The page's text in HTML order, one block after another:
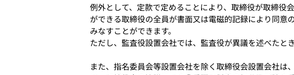
例外として、定款で定めることにより、取締役が取締役
ができる取締役の全員が書面又は電磁的記録により同
みなすことができます。
ただし、監査役設置会社では、監査役が異議を述べたと
また、指名委員会等設置会社を除く取締役会設置会社